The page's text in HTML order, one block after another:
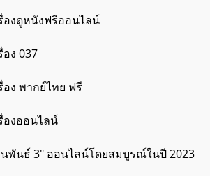
องดูหนังฟรีออนไลน์
ง 037
ง พากย์ไทย ฟรี
องออนไลน์
นพันธ์ 3" ออนไลน์โดยสมบูรณ์ในปี 2023